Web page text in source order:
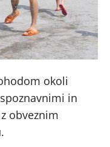
okoli
in
obveznim